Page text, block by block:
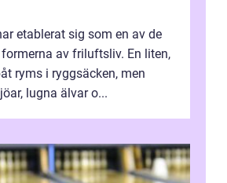
etablerat sig som en av de
av friluftsliv. En liten,
ryms i ryggsäcken, men
lugna älvar o...